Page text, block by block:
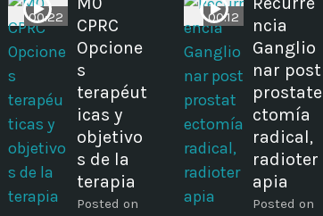
00:22
CPRC
Opcione
s
terapéut
icas y
objetivo
s de la
terapia
Posted on
00:12
ncia
Ganglio
nar post
prostate
ctomía
radical,
radioter
apia
Posted on